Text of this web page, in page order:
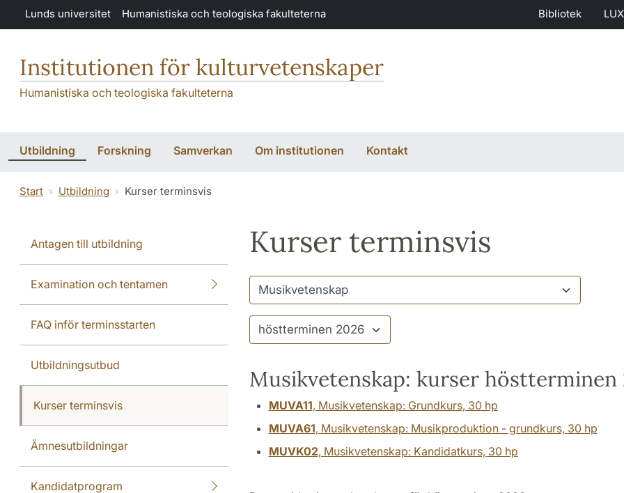
Hoppa till huvudinnehåll
Lunds universitet Humanistiska och teologiska fakulteterna Bibliotek LUX
Institutionen för kulturvetenskaper
Humanistiska och teologiska fakulteterna
Utbildning Forskning Samverkan Om institutionen Kontakt
Start Utbildning Kurser terminsvis
Antagen till utbildning
Examination och tentamen
FAQ inför terminsstarten
Utbildningsutbud
Kurser terminsvis
Ämnesutbildningar
Kandidatprogram
Kurser terminsvis
Musikvetenskap: kurser höstterminen
MUVA11, Musikvetenskap: Grundkurs, 30 hp
MUVA61, Musikvetenskap: Musikproduktion - grundkurs, 30 hp
MUVK02, Musikvetenskap: Kandidatkurs, 30 hp